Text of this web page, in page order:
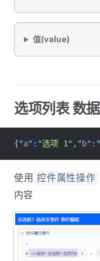
值(value)
选项列表 数
{"a" : "选项 1 " , "b" : "
使用 控件属性操作
内容